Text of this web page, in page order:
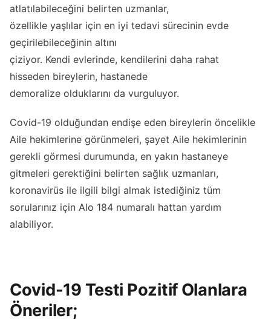
atlatılabileceğini belirten uzmanlar,
özellikle yaşlılar için en iyi tedavi sürecinin evde
geçirilebileceğinin altını
çiziyor. Kendi evlerinde, kendilerini daha rahat
hisseden bireylerin, hastanede
demoralize olduklarını da vurguluyor.
Covid-19 olduğundan endişe eden bireylerin öncelikle
Aile hekimlerine görünmeleri, şayet Aile hekimlerinin
gerekli görmesi durumunda, en yakın hastaneye
gitmeleri gerektiğini belirten sağlık uzmanları,
koronavirüs ile ilgili bilgi almak istediğiniz tüm
sorularınız için Alo 184 numaralı hattan yardım
alabiliyor.
Covid-19 Testi Pozitif Olanlara
Öneriler;